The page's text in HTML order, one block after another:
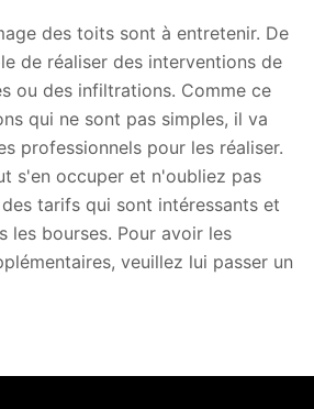
des toits sont à entretenir. De
de réaliser des interventions de
ou des infiltrations. Comme ce
qui ne sont pas simples, il va
professionnels pour les réaliser.
s'en occuper et n'oubliez pas
tarifs qui sont intéressants et
les bourses. Pour avoir les
veuillez lui passer un